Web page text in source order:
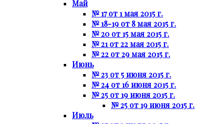
Май
№ 17 от 1 мая 2015 г.
№ 18-19 от 8 мая 2015 г.
№ 20 от 15 мая 2015 г.
№ 21 от 22 мая 2015 г.
№ 22 от 29 мая 2015 г.
Июнь
№ 23 от 5 июня 2015 г.
№ 24 от 16 июня 2015 г.
№ 25 от 19 июня 2015 г.
№ 25 от 19 июня 2015 г.
Июль